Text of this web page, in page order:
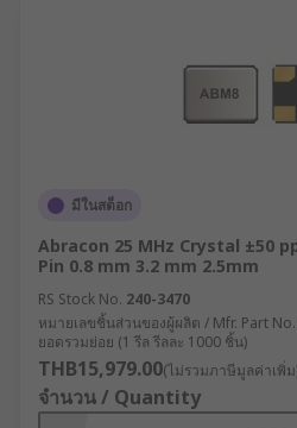
มีในสต็อก
Abracon 25 MHz Crystal ±50
Pin 0.8 mm 3.2 mm 2.5mm
RS Stock No. 240-3470
หมายเลขชิ้นส่วนของผู้ผลิต / Mfr. Part No.
ยอดรวมย่อย (1 รีล รีลละ 1000 ชิ้น)
THB15,979.00(ไม่รวมภาษีมูลค่าเพิ่
จำนวน / Quantity